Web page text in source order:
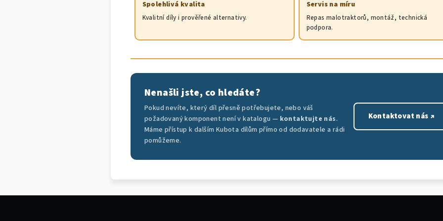
Spolehlivá kvalita
Kvalitní díly i prověřené alternativy.
Servis na míru
Repas malotraktorů, montáž, technická
podpora.
Nenašli jste, co hledáte?
Pokud nevíte, který díl přesně potřebujete, nebo váš
požadovaný komponent není v katalogu — kontaktujte nás.
Máme přístup k dalším Kubota dílům přímo od dodavatele a rádi
pomůžeme.
Kontaktovat nás ↗